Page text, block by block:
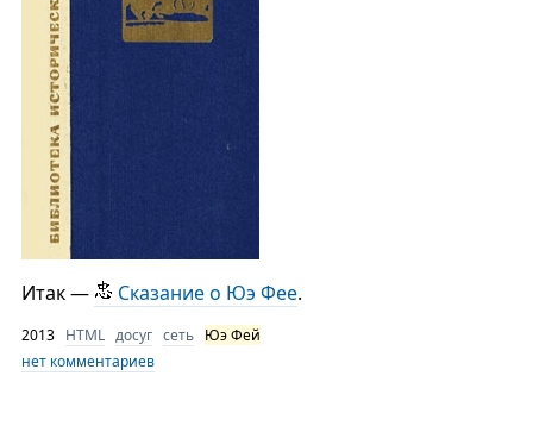
Итак — Сказание о Юэ Фее.
2013 HTML досуг сеть Юэ Фей
нет комментариев